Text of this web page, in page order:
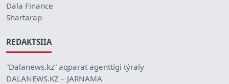
Dala Finance
Shartarap
REDAKTSIIA
“Dalanews.kz” aqparat agenttigi týraly
DALANEWS.KZ – JARNAMA